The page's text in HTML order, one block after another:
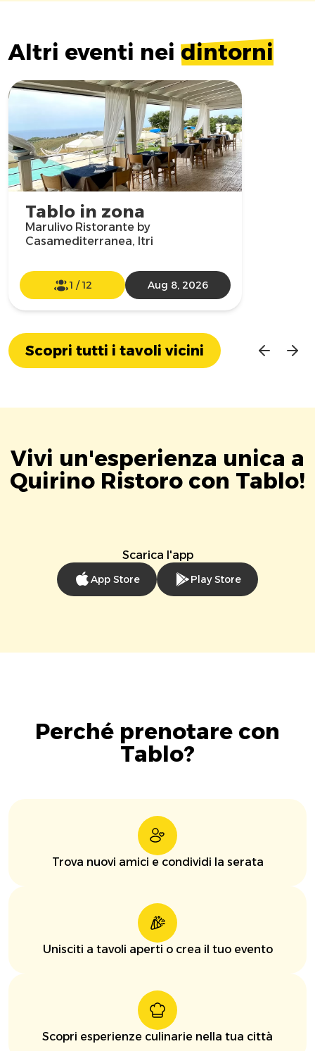
Altri eventi nei dintorni
Tablo in zona
Marulivo Ristorante by
Casamediterranea, Itri
1 /12 Aug 8, 2026
Scopri tutti i tavoli vicini
Vivi un'esperienza unica a
Quirino Ristoro con Tablo!
Scarica l'app
App Store Play Store
Perché prenotare con
Tablo?
Trova nuovi amici e condividi la serata
Unisciti a tavoli aperti o crea il tuo evento
Scopri esperienze culinarie nella tua città